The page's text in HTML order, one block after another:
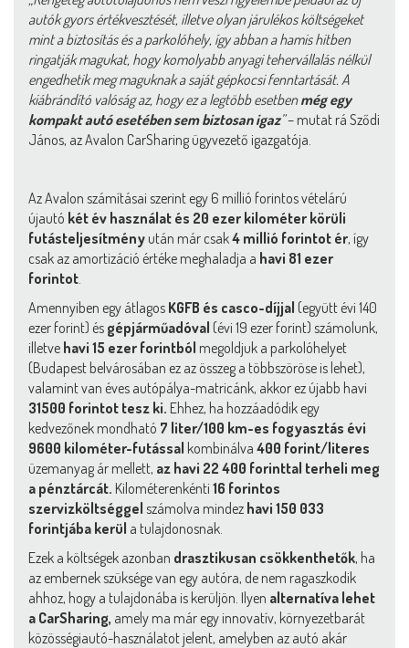
autók gyors értékvesztését, illetve olyan járulékos költségeket
mint a biztosítás és a parkolóhely, így abban a hamis hitben
ringatják magukat, hogy komolyabb anyagi tehervállalás nélkül
engedhetik meg maguknak a saját gépkocsi fenntartását. A
kiábrándító valóság az, hogy ez a legtöbb esetbenmég egy
kompakt autó esetében sem biztosan igaz”– mutat rá Sződi
János, az Avalon CarSharing ügyvezető igazgatója.
Az Avalon számításai szerint egy 6 millió forintos vételárú
újautó két év használat és 20 ezer kilométer körüli
futásteljesítmény után már csak4 millió forintot ér, így
csak az amortizáció értéke meghaladja a havi 81 ezer
forintot.
Amennyiben egy átlagos KGFB és casco-díjjal (együtt évi 140
ezer forint) és gépjárműadóval (évi 19 ezer forint) számolunk,
illetve havi 15 ezer forintból megoldjuk a parkolóhelyet
(Budapest belvárosában ez az összeg a többszöröse is lehet),
valamint van éves autópálya-matricánk, akkor ez újabb havi
31500 forintot tesz ki. Ehhez, ha hozzáadódik egy
kedvezőnek mondható 7 liter/100 km-es fogyasztás évi
9600 kilométer-futással kombinálva 400 forint/literes
üzemanyag ár mellett, az havi 22 400 forinttal terheli meg
a pénztárcát. Kilométerenkénti 16 forintos
szervizköltséggel számolva mindez havi 150 033
forintjába kerül a tulajdonosnak.
Ezek a költségek azonban drasztikusan csökkenthetők, ha
az embernek szüksége van egy autóra, de nem ragaszkodik
ahhoz, hogy a tulajdonába is kerüljön. Ilyen alternatíva lehet
a CarSharing, amely ma már egy innovatív, környezetbarát
közösségiautó-használatot jelent, amelyben az autó akár